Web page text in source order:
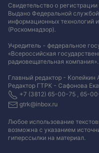
Свидетельство о
Выдано Федеральной
информационных технологий
(Роскомнадзор).
Учредитель - федеральное
«Всероссийская
радиовещательная компания».
Главный редактор - Копейкин
Редактор ГТРК - Сафонова
+7 (3812) 65-00-75 , 65-
gtrk@inbox.ru
Любое использование
возможна с указанием
гиперссылки на материал.